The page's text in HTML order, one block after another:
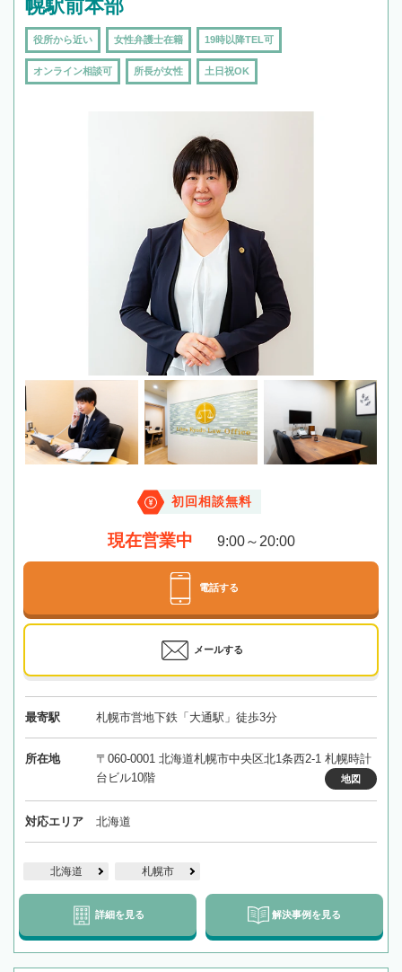
幌駅前本部
役所から近い 女性弁護士在籍 19時以降TEL可
オンライン相談可 所長が女性 土日祝OK
初回相談無料
現在営業中 9:00～20:00
電話する
メールする
最寄駅 札幌市営地下鉄「大通駅」徒歩3分
所在地
〒060-0001 北海道札幌市中央区北1条西2-1 札幌時計
台ビル10階
地図
対応エリア 北海道
北海道 札幌市
詳細を見る 解決事例を見る